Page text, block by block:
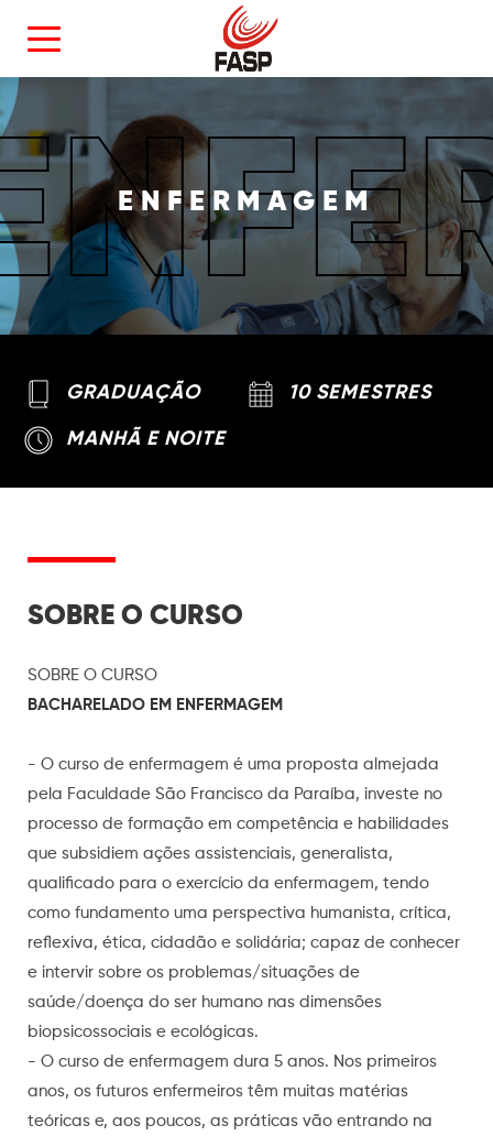
ENFERMAGEM
GRADUAÇÃO 10 SEMESTRES
MANHÃ E NOITE
SOBRE O CURSO
SOBRE O CURSO
BACHARELADO EM ENFERMAGEM
- O curso de enfermagem é uma proposta almejada
pela Faculdade São Francisco da Paraíba, investe no
processo de formação em competência e habilidades
que subsidiem ações assistenciais, generalista,
qualificado para o exercício da enfermagem, tendo
como fundamento uma perspectiva humanista, crítica,
reflexiva, ética, cidadão e solidária; capaz de conhecer
e intervir sobre os problemas/situações de
saúde/doença do ser humano nas dimensões
biopsicossociais e ecológicas.
- O curso de enfermagem dura 5 anos. Nos primeiros
anos, os futuros enfermeiros têm muitas matérias
teóricas e, aos poucos, as práticas vão entrando na